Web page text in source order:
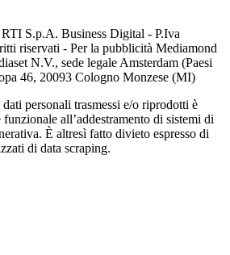
RTI S.p.A. Business Digital - P.Iva
riservati - Per la pubblicità Mediamond
N.V., sede legale Amsterdam (Paesi
46, 20093 Cologno Monzese (MI)
personali trasmessi e/o riprodotti è
all’addestramento di sistemi di
È altresì fatto divieto espresso di
di data scraping.